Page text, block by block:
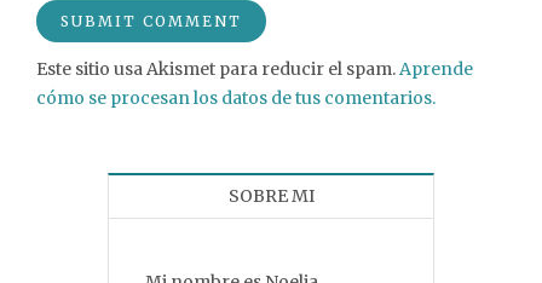
Este sitio usa Akismet para reducir el spam.Aprende
cómo se procesan los datos de tus comentarios.
SOBRE MI